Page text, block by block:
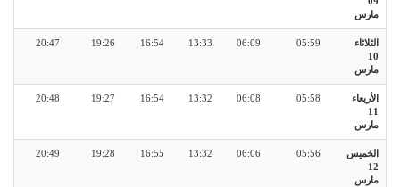
مارس
الثلاثاء
10
مارس
05:59
06:09
13:33
16:54
19:26
20:47
الأربعاء
11
مارس
05:58
06:08
13:32
16:54
19:27
20:48
الخميس
12
مارس
05:56
06:06
13:32
16:55
19:28
20:49